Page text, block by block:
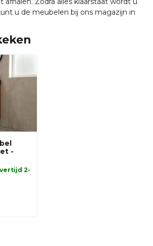
u de meubelen bij ons magazijn in
-
2-